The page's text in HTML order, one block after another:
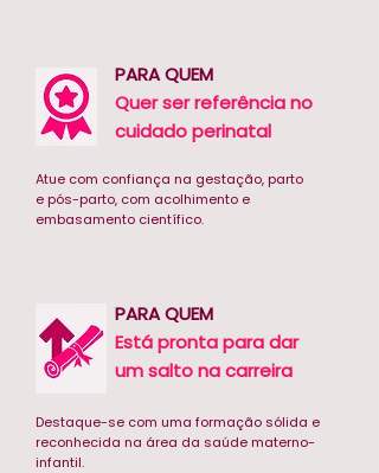
PARA QUEM
Quer ser referência no
cuidado perinatal
Atue com confiança na gestação, parto
e pós-parto, com acolhimento e
embasamento científico.
PARA QUEM
Está pronta para dar
um salto na carreira
Destaque-se com uma formação sólida e
reconhecida na área da saúde materno-
infantil.